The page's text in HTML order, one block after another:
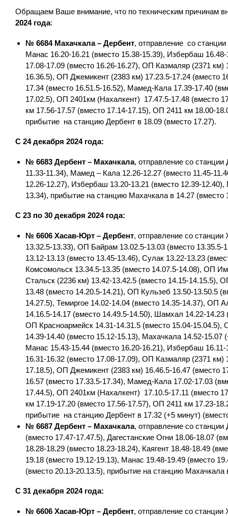
Обращаем Ваше внимание, что по техническим причинам
2024 года:
№ 6684 Махачкала – Дербент, отправление со
Манас 16.20-16.21 (вместо 15.38-15.39), Избербаш
17.08-17.09 (вместо 16.26-16.27), ОП Казмаляр (2371 км)
16.36.5), ОП Джемикент (2383 км) 17.23.5-17.24 (вместо
17.34 (вместо 16.51.5-16.52), Мамед-Кала 17.39-17.40
17.02.5), ОП 2401км (Нахалкент) 17.47.5-17.48 (вместо
км 17.56-17.57 (вместо 17.14-17.15), ОП 2411 км 18.00-
прибытие на станцию Дербент в 18.09 (вместо 17.27).
С 24 декабря 2024 года:
№ 6683 Дербент – Махачкала, отправление со
11.33-11.34), Мамед – Кала 12.26-12.27 (вместо 11.45-
12.26-12.27), Избербаш 13.20-13.21 (вместо 12.39-
13.34), прибытие на станцию Махачкала в 14.27 (вместо
С 23 по 30 декабря 2024 года:
№ 6606 Хасав-Юрт – Дербент, отправление со
13.32.5-13.33), ОП Байрам 13.02.5-13.03 (вместо
13.12-13.13 (вместо 13.45-13.46), Сулак 13.22-13.23
Комсомольск 13.34.5-13.35 (вместо 14.07.5-14.08), ОП
Стальск (2236 км) 13.42-13.42.5 (вместо 14.15-14.15.5),
13.48 (вместо 14.20.5-14.21), ОП Кульзеб 13.50-13.50.5
14.27.5), Темиргое 14.02-14.04 (вместо 14.35-14.37), ОП
14.16.5-14.17 (вместо 14.49.5-14.50), Шамхал 14.22-
ОП Красноармейск 14.31-14.31.5 (вместо 15.04-
14.39-14.40 (вместо 15.12-15.13), Махачкала 14.52-15.07
Манас 15.43-15.44 (вместо 16.20-16.21), Избербаш
16.31-16.32 (вместо 17.08-17.09), ОП Казмаляр (2371 км)
17.18.5), ОП Джемикент (2383 км) 16.46.5-16.47 (вместо
16.57 (вместо 17.33.5-17.34), Мамед-Кала 17.02-17.03
17.44.5), ОП 2401км (Нахалкент) 17.10.5-17.11 (вместо
км 17.19-17.20 (вместо 17.56-17.57), ОП 2411 км 17.23-
прибытие на станцию Дербент в 17.32 (+5 минут)
№ 6687 Дербент – Махачкала, отправление со
(вместо 17.47-17.47.5), Дагестанские Огни 18.06-18.07
18.28-18.29 (вместо 18.23-18.24), Каягент 18.48-18.49
19.18 (вместо 19.12-19.13), Манас 19.48-19.49 (вместо
(вместо 20.13-20.13.5), прибытие на станцию Махачкала
С 31 декабря 2024 года:
№ 6606 Хасав-Юрт – Дербент, отправление со